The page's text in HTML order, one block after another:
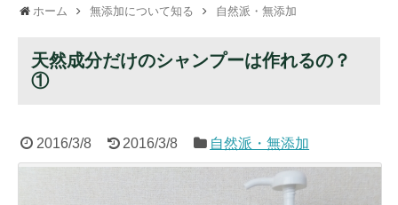
ホーム 無添加について知る 自然派・無添加
天然成分だけのシャンプーは作れるの？
①
2016/3/8 2016/3/8 自然派・無添加